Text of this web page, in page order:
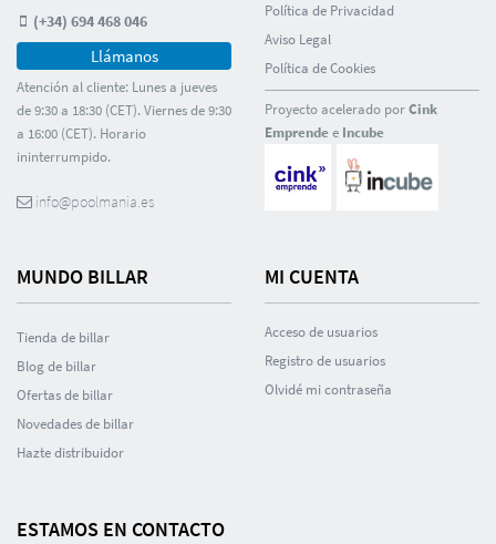
(+34) 694 468 046
Llámanos
Atención al cliente: Lunes a jueves
de 9:30 a 18:30 (CET). Viernes de 9:30
a 16:00 (CET). Horario
ininterrumpido.
info@poolmania.es
Polí­tica de Privacidad
Aviso Legal
Polí­tica de Cookies
Proyecto acelerado porCink
Emprendee Incube
MUNDO BILLAR
Tienda de billar
Blog de billar
Ofertas de billar
Novedades de billar
Hazte distribuidor
MI CUENTA
Acceso de usuarios
Registro de usuarios
Olvidé mi contraseña
ESTAMOS EN CONTACTO